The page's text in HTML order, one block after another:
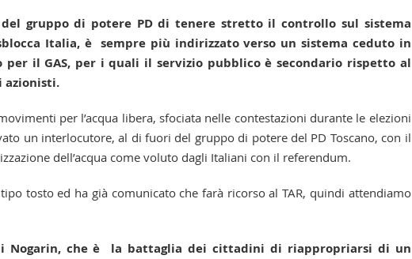
del gruppo di potere PD di tenere stretto il controllo sul sistema
Italia, è sempre più indirizzato verso un sistema ceduto in
per il GAS, per i quali il servizio pubblico è secondario rispetto al
azionisti.
per l’acqua libera, sfociata nelle contestazioni durante le elezioni
un interlocutore, al di fuori del gruppo di potere del PD Toscano, con il
dell’acqua come voluto dagli Italiani con il referendum.
tosto ed ha già comunicato che farà ricorso al TAR, quindi attendiamo
Nogarin, che è la battaglia dei cittadini di riappropriarsi di un